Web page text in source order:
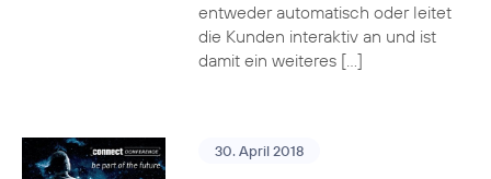
entweder automatisch oder leitet
die Kunden interaktiv an und ist
damit ein weiteres […]
30. April 2018